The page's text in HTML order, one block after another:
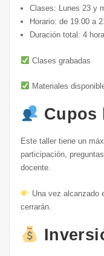
Clases: Lunes 23 y
Horario: de 19.00 a
Duración total: 4
Clases grabadas
Materiales
Cupos
Este taller tiene un
participación,
docente.
Una vez alcanzado
cerrarán.